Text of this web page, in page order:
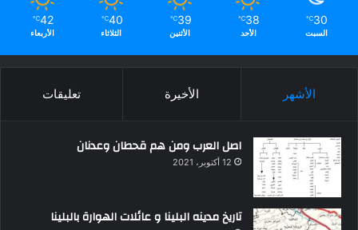
30
℃
السبت
38
℃
الأحد
39
℃
الأثنين
40
℃
الثلاثاء
42
℃
الأربعاء
الأشهر الأخيرة تعليقات
اصل العرب ومن هم قحطان وعدنان
12 أكتوبر، 2021
تاريخ مدينه البلينا و عائلات الهوارة بالبلينا